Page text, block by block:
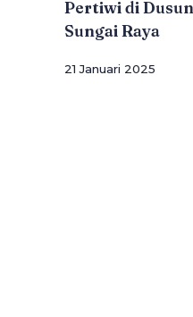
Pertiwi di
Sungai Raya
21 Januari 2025